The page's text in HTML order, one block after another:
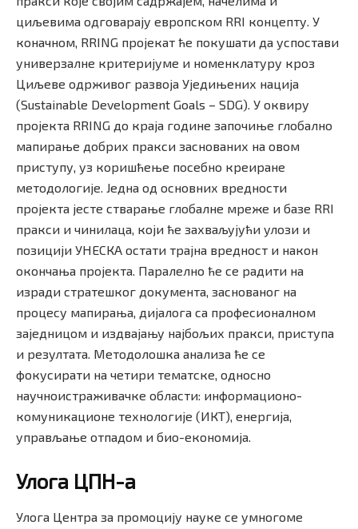
циљевима одговарају европском RRI концепту. У
коначном, RRING пројекат ће покушати да успостави
универзалне критеријуме и номенклатуру кроз
Циљеве одрживог развоја Уједињених нација
(Sustainable Development Goals – SDG). У оквиру
пројекта RRING до краја године започиње глобално
мапирање добрих пракси заснованих на овом
приступу, уз коришћење посебно креиране
методологије. Једна од основних вредности
пројекта јесте стварање глобалне мреже и базе RRI
пракси и чинилаца, који ће захваљујући улози и
позицији УНЕСКА остати трајна вредност и након
окончања пројекта. Паралелно ће се радити на
изради стратешког документа, заснованог на
процесу мапирања, дијалога са професионалном
заједницом и издвајању најбољих пракси, приступа
и резултата. Методолошка анализа ће се
фокусирати на четири тематске, односно
научноистраживачке области: информационо-
комуникационе технологије (ИКТ), енергија,
управљање отпадом и био-економија.
Улога ЦПН-а
Улога Центра за промоцију науке се умногоме